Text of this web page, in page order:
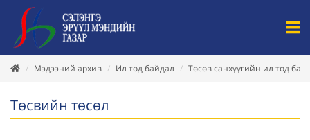
Мэдээний архив Ил тод байдал Төсөв санхүүгийн ил тод
Төсвийн төсөл